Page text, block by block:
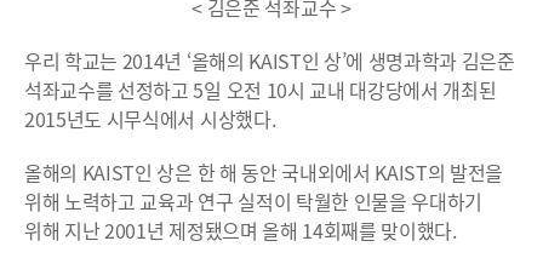
< 김은준 석좌교수 >
우리 학교는 2014년 ‘올해의 KAIST인 상’에 생명과학과 김은준
석좌교수를 선정하고 5일 오전 10시 교내 대강당에서 개최된
2015년도 시무식에서 시상했다.
올해의 KAIST인 상은 한 해 동안 국내외에서 KAIST의 발전을
위해 노력하고 교육과 연구 실적이 탁월한 인물을 우대하기
위해 지난 2001년 제정됐으며 올해 14회째를 맞이했다.